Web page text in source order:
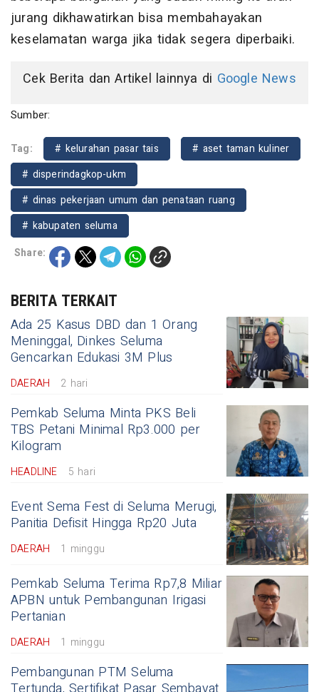
jurang dikhawatirkan bisa membahayakan
keselamatan warga jika tidak segera diperbaiki.
Cek Berita dan Artikel lainnya di Google News
Sumber:
Tag: # kelurahan pasar tais
# aset taman kuliner
# disperindagkop-ukm
# dinas pekerjaan umum dan penataan ruang
# kabupaten seluma
Share:
BERITA TERKAIT
Ada 25 Kasus DBD dan 1 Orang
Meninggal, Dinkes Seluma
Gencarkan Edukasi 3M Plus
DAERAH 2 hari
Pemkab Seluma Minta PKS Beli
TBS Petani Minimal Rp3.000 per
Kilogram
HEADLINE 5 hari
Event Sema Fest di Seluma Merugi,
Panitia Defisit Hingga Rp20 Juta
DAERAH 1 minggu
Pemkab Seluma Terima Rp7,8 Miliar
APBN untuk Pembangunan Irigasi
Pertanian
DAERAH 1 minggu
Pembangunan PTM Seluma